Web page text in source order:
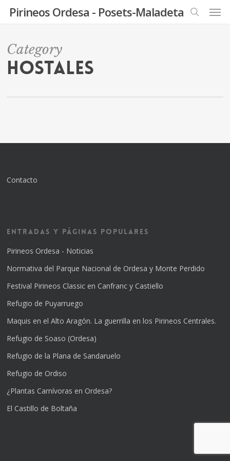
Skip
content
Pirineos Ordesa - Posets-Maladeta
Category
Hostales
Contacto
Entradas y Páginas Populares
Pirineos Ordesa - Noticias
Normativa del Parque Nacional de Ordesa y Monte Perdido
Festival Pirineos Classic en Canfranc y Castiello
Refugio de Puyarruego
Maquis en el Alto Aragón. La guerrilla en los Pirineos Centrales.
Refugio de Soaso (Ordesa)
Refugio de la Plana de Sandaruelo
Refugio de Ordiso
¿Plantas Carnívoras en Ordesa?
El Castillo de Boltaña